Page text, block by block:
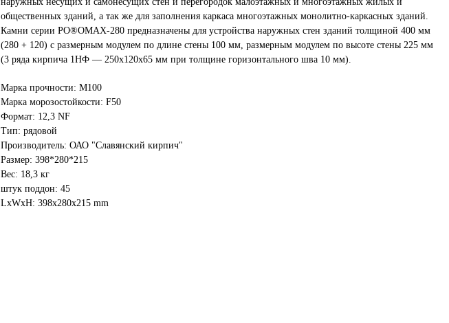
общественных зданий, а так же для заполнения каркаса многоэтажных монолитно-каркасных зданий.
Камни серии PO®OMAX-280 предназначены для устройства наружных стен зданий толщиной 400 мм
(280 + 120) с размерным модулем по длине стены 100 мм, размерным модулем по высоте стены 225 мм
(3 ряда кирпича 1НФ — 250х120х65 мм при толщине горизонтального шва 10 мм).
Марка прочности: М100
Марка морозостойкости: F50
Формат: 12,3 NF
Тип: рядовой
Производитель: ОАО "Славянский кирпич"
Размер: 398*280*215
Вес: 18,3 кг
штук поддон: 45
LxWxH: 398x280x215 mm